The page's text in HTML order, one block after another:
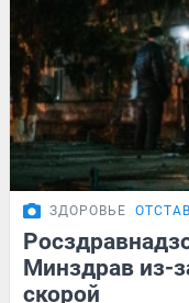
ЗДОРОВЬЕ
Минздрав из-
скорой